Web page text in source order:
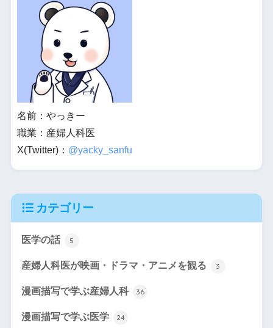
名前：やっきー
職業：産婦人科医
X(Twitter)： @yacky_sanfu
カテゴリー
医学の話 5
産婦人科医が映画・ドラマ・アニメを観る 3
漫画描写で学ぶ産婦人科 36
漫画描写で学ぶ医学 24